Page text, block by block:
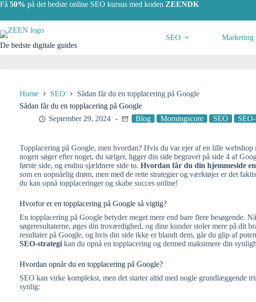
Skip
content
Få 50% på det bedste online SEO kursus med koden ZEENDK
De bedste digitale guides
SEO Marketing
Home SEO
Sådan får du en topplacering på Google
Sådan får du en topplacering på Google
September 29, 2024
Blog Morningscore SEO
Topplacering på Google, men hvordan? Hvis du var ejer af en lille webshop
nogen søger efter noget, du sælger, ligger din side begravet på side 4 af
første side, og endnu sjældnere side to. Hvordan får du din hjemmeside
som en uopnåelig drøm, men med de rette strategier og værktøjer er det
du kan opnå topplaceringer og skabe succes online!
Hvorfor er en topplacering på Google så vigtig?
En topplacering på Google betyder meget mere end bare flere besøgende.
søgeresultaterne, øges din troværdighed, og dine kunder stoler mere på dit
resultater på Google, og hvis din side ikke er blandt dem, går du glip af
SEO-strategi kan du opnå en topplacering og dermed maksimere din
Hvordan opnår du en topplacering på Google?
SEO kan virke komplekst, men det starter altid med nogle grundlæggende
synlig: